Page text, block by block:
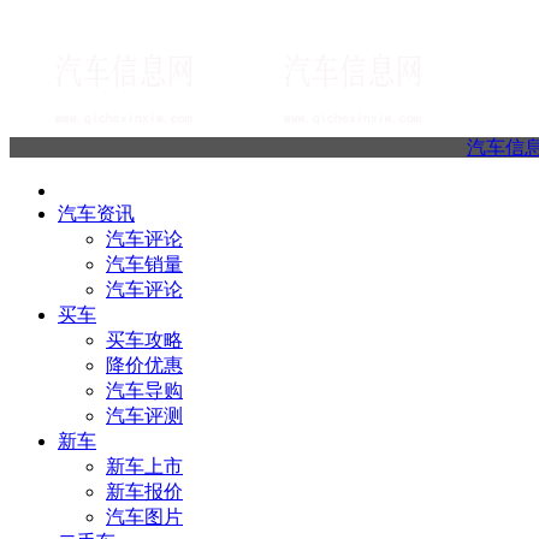
汽车信
汽车资讯
汽车评论
汽车销量
汽车评论
买车
买车攻略
降价优惠
汽车导购
汽车评测
新车
新车上市
新车报价
汽车图片